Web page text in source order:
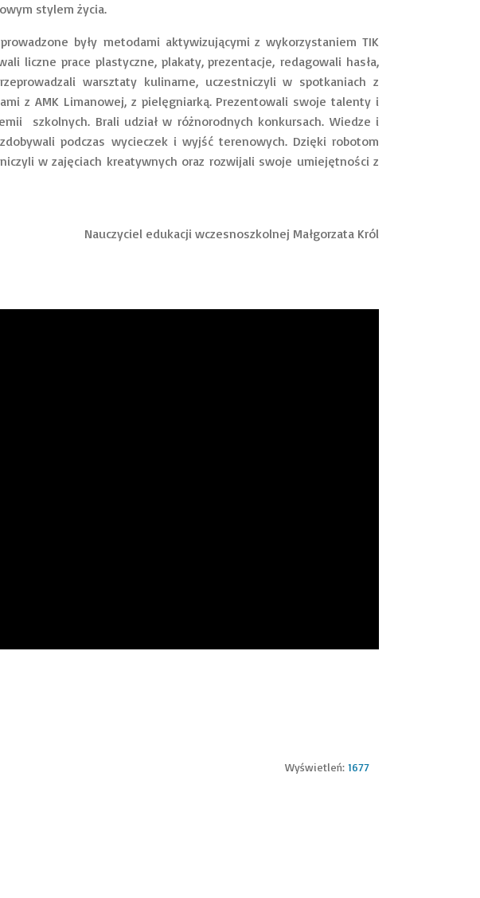
stylem życia.
były metodami aktywizującymi z wykorzystaniem TIK
liczne prace plastyczne, plakaty, prezentacje, redagowali hasła,
warsztaty kulinarne, uczestniczyli w spotkaniach z
z AMK Limanowej, z pielęgniarką. Prezentowali swoje talenty i
szkolnych. Brali udział w różnorodnych konkursach. Wiedze i
podczas wycieczek i wyjść terenowych. Dzięki robotom
w zajęciach kreatywnych oraz rozwijali swoje umiejętności z
Nauczyciel edukacji wczesnoszkolnej Małgorzata Król
Wyświetleń: 1677